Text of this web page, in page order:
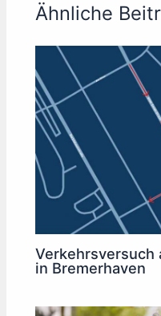
Ähnliche
Verkehrsversuch
in Bremerhaven